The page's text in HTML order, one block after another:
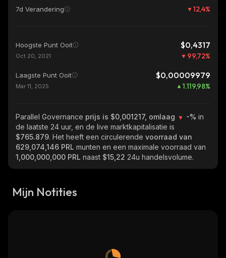
7d Verandering 12,4%
Hoogste Punt Ooit $0,4317
Oct 20, 2021 99,72%
Laagste Punt Ooit $0,00009979
Mar 11, 2025 1.119,98%
Parallel Governance prijs is $0,001217, omlaag -% in
de laatste 24 uur, en de live marktkapitalisatie is
$765.879. Het heeft een circulerende voorraad van
629,074,146 PRL munten en een maximale voorraad van
1,000,000,000 PRL naast $15,22 24u handelsvolume.
Mijn Notities